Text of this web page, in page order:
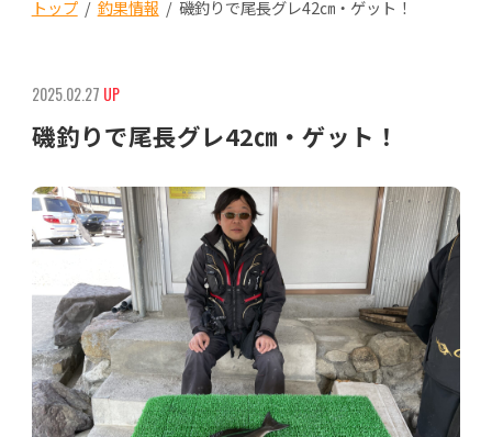
トップ/ 釣果情報 / 磯釣りで尾長グレ42㎝・ゲット！
2025.02.27 UP
磯釣りで尾長グレ42㎝・ゲット！